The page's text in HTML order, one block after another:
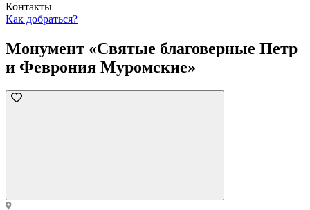
Контакты
Как добраться?
Монумент «Святые благоверные Петр
и Феврония Муромские»